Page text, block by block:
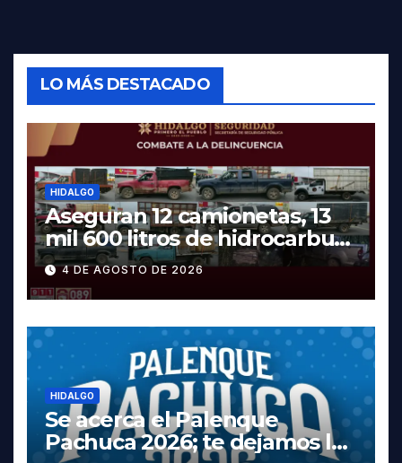
LO MÁS DESTACADO
HIDALGO
Aseguran 12 camionetas, 13
mil 600 litros de hidrocarburo
y dos vehículos robados en
Tula
4 DE AGOSTO DE 2026
HIDALGO
Se acerca el Palenque
Pachuca 2026; te dejamos la